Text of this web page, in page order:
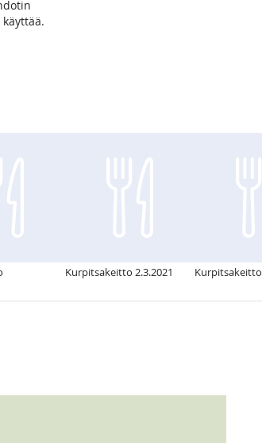
Kurpitsakeitto 2.3.2021 Kurpitsakeitto